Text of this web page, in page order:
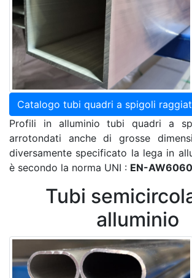
Catalogo tubi quadri a spigoli
Profili in alluminio tubi quadri a
arrotondati anche di grosse
diversamente specificato la lega in
è secondo la norma UNI : EN-AW6060
Tubi
alluminio